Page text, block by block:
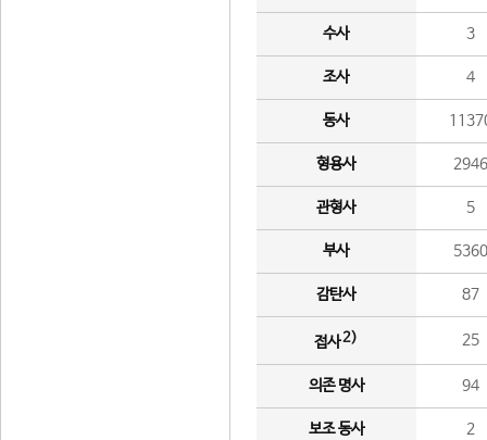
수사 3
조사 4
동사
형용사 2946
관형사 5
부사 5360
감탄사 87
접사2) 25
의존 명사 94
보조 동사 2